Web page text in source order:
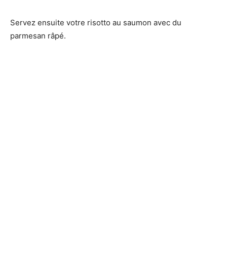
Servez ensuite votre risotto au saumon avec du
parmesan râpé.